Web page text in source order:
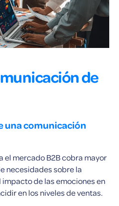
de
una comunicación
el mercado B2B cobra mayor
necesidades sobre la
de las emociones en
en los niveles de ventas.